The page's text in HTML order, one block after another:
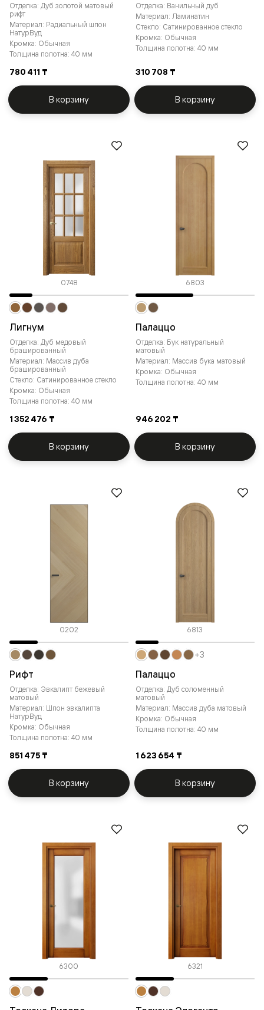
Отделка: Дуб золотой матовый
рифт
Материал: Радиальный шпон
НатурВуд
Кромка: Обычная
Толщина полотна: 40 мм
780 411 ₸
В корзину
Отделка: Ванильный дуб
Материал: Ламинатин
Стекло: Сатинированное стекло
Кромка: Обычная
Толщина полотна: 40 мм
310 708 ₸
В корзину
0748
Лигнум
Отделка: Дуб медовый
брашированный
Материал: Массив дуба
брашированный
Стекло: Сатинированное стекло
Кромка: Обычная
Толщина полотна: 40 мм
1 352 476 ₸
В корзину
6803
Палаццо
Отделка: Бук натуральный
матовый
Материал: Массив бука матовый
Кромка: Обычная
Толщина полотна: 40 мм
946 202 ₸
В корзину
0202
Рифт
Отделка: Эвкалипт бежевый
матовый
Материал: Шпон эвкалипта
НатурВуд
Кромка: Обычная
Толщина полотна: 40 мм
851 475 ₸
В корзину
6813
Палаццо
Отделка: Дуб соломенный
матовый
Материал: Массив дуба матовый
Кромка: Обычная
Толщина полотна: 40 мм
1 623 654 ₸
+3
В корзину
6300 6321